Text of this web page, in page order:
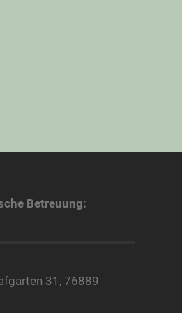
Betreuung:
31, 76889